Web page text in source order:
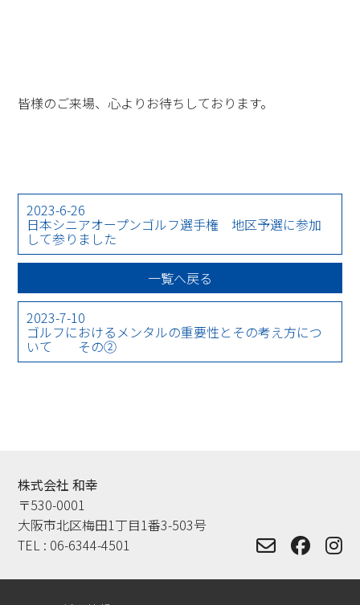
皆様のご来場、心よりお待ちしております。
2023-6-26
日本シニアオープンゴルフ選手権 地区予選に参加
して参りました
一覧へ戻る
2023-7-10
ゴルフにおけるメンタルの重要性とその考え方につ
いて その②
株式会社 和幸
〒530-0001
大阪市北区梅田1丁目1番3-503号
TEL : 06-6344-4501